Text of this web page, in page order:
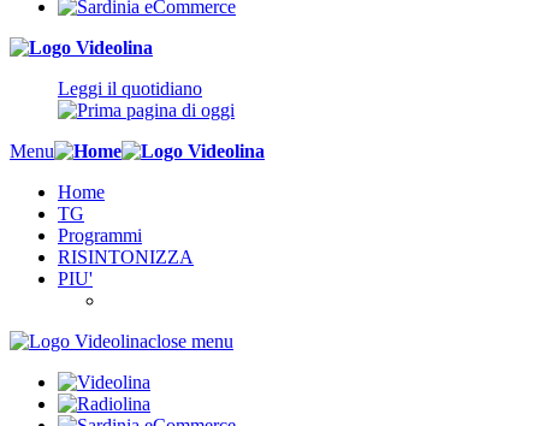
Leggi il quotidiano
Menu
Home
TG
Programmi
RISINTONIZZA
PIU'
close menu